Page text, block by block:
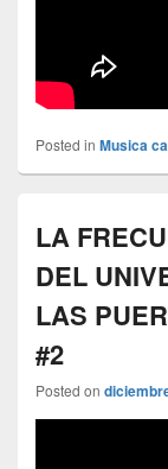
Posted in Musica
LA
DEL
LAS
#2
Posted on